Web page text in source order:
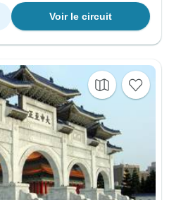
Voir le circuit